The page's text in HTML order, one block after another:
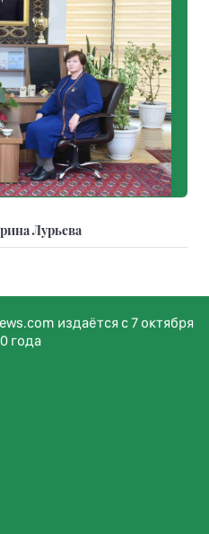
Лурьева
издаётся с 7 октября
года